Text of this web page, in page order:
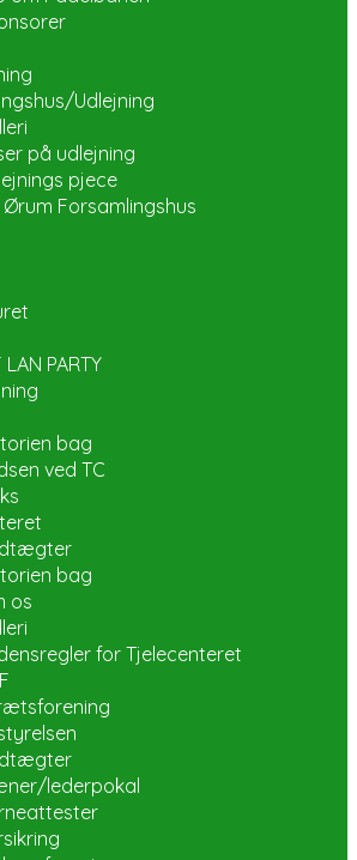
Udlejning
på udlejning
pjece
Ørum Forsamlingshus
LAN PARTY
bag
ved TC
bag
os
for Tjelecenteret
lederpokal